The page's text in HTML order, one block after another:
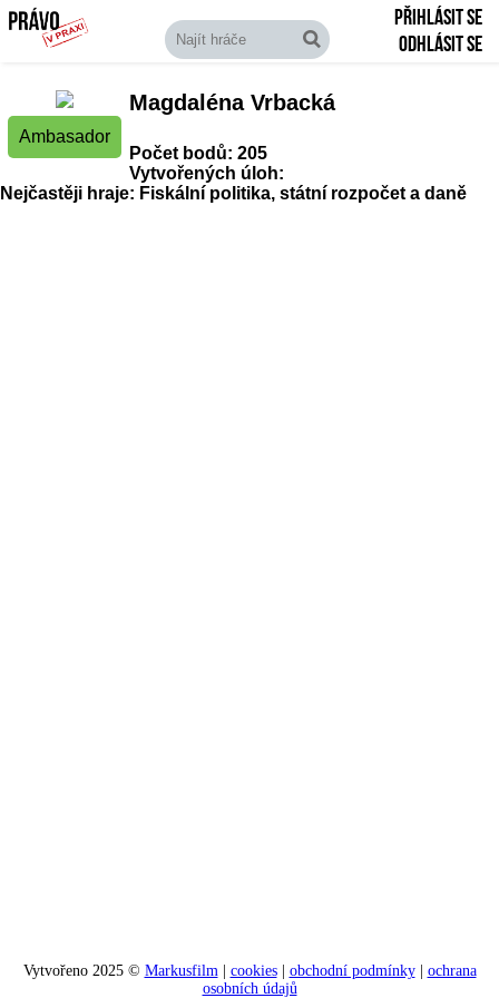
Přihlásit se
Odhlásit se
Ambasador
Magdaléna Vrbacká
Počet bodů: 205
Vytvořených úloh:
Nejčastěji hraje: Fiskální politika, státní rozpočet a daně
Vytvořeno 2025 © Markusfilm| cookies| obchodní podmínky| ochrana
osobních údajů